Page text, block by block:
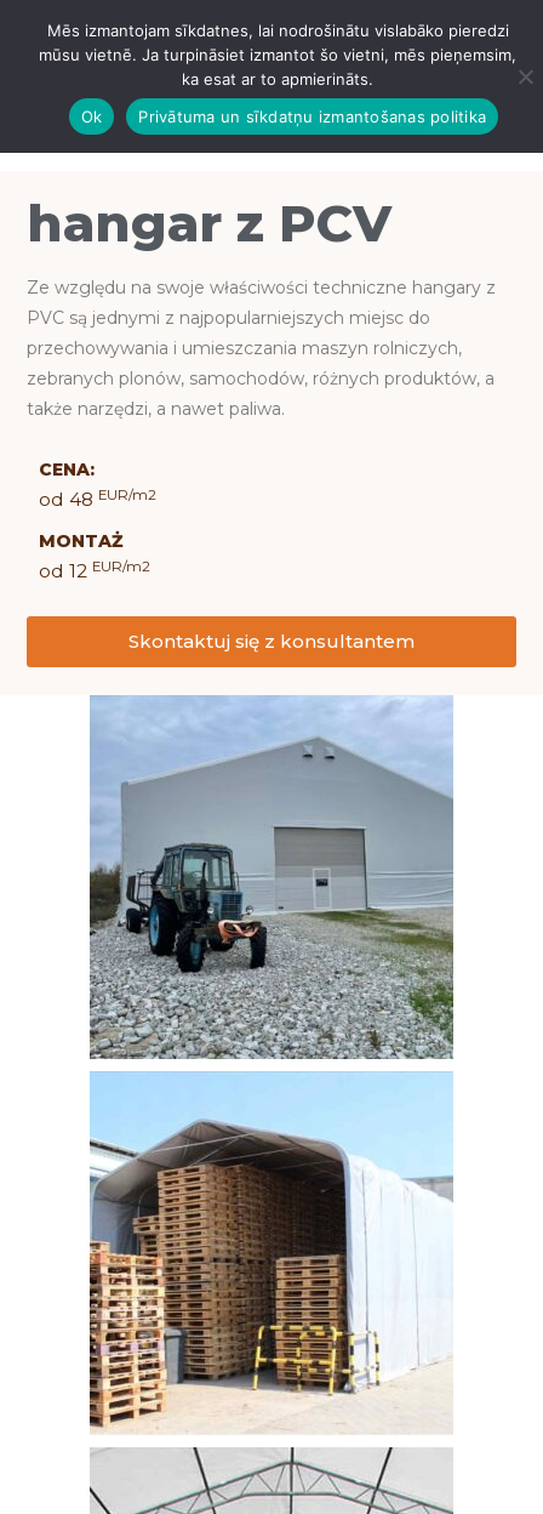
IZVĒLNE
hangar z PCV
Ze względu na swoje właściwości techniczne hangary z
PVC są jednymi z najpopularniejszych miejsc do
przechowywania i umieszczania maszyn rolniczych,
zebranych plonów, samochodów, różnych produktów, a
także narzędzi, a nawet paliwa.
CENA:
od 48 EUR/m2
MONTAŻ
od 12 EUR/m2
Skontaktuj się z konsultantem
Mēs izmantojam sīkdatnes, lai nodrošinātu vislabāko pieredzi
mūsu vietnē. Ja turpināsiet izmantot šo vietni, mēs pieņemsim,
ka esat ar to apmierināts.
Ok
Privātuma un sīkdatņu izmantošanas politika